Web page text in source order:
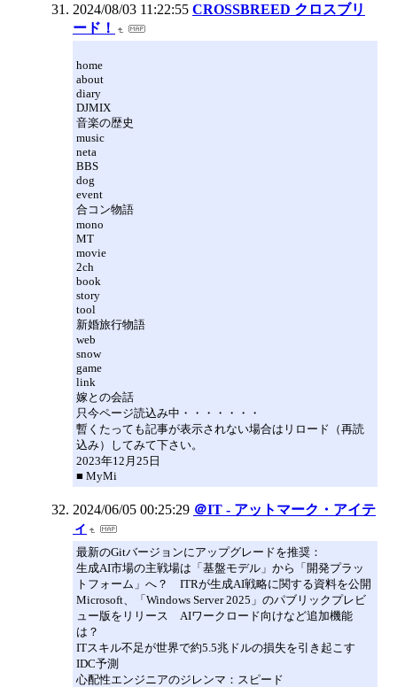
2024/08/03 11:22:55 CROSSBREED クロスブリ
ード！
home
about
diary
DJMIX
音楽の歴史
music
neta
BBS
dog
event
合コン物語
mono
MT
movie
2ch
book
story
tool
新婚旅行物語
web
snow
game
link
嫁との会話
只今ページ読込み中・・・・・・・
暫くたっても記事が表示されない場合はリロード（再読
込み）してみて下さい。
2023年12月25日
■ MyMi
2024/06/05 00:25:29 ＠IT - アットマーク・アイテ
ィ
最新のGitバージョンにアップグレードを推奨：
生成AI市場の主戦場は「基盤モデル」から「開発プラッ
トフォーム」へ？ ITRが生成AI戦略に関する資料を公開
Microsoft、「Windows Server 2025」のパブリックプレビ
ュー版をリリース AIワークロード向けなど追加機能
は？
ITスキル不足が世界で約5.5兆ドルの損失を引き起こす
IDC予測
心配性エンジニアのジレンマ：スピード